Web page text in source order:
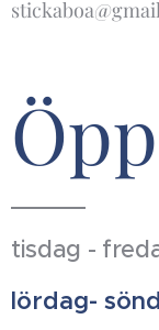
tisdag -
lördag-